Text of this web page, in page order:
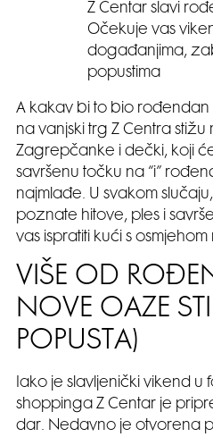
Z Centar slavi
Očekuje vas
događanjima,
popustima
A kakav bi to bio rođendan
na vanjski trg Z Centra
Zagrepčanke i dečki, koji
savršenu točku na “i”
najmlađe. U svakom
poznate hitove, ples i
vas ispratiti kući s osmjehom
VIŠE OD
NOVE OAZE
POPUSTA)
Iako je slavljenički vikend u
shoppinga Z Centar je
dar. Nedavno je otvorena